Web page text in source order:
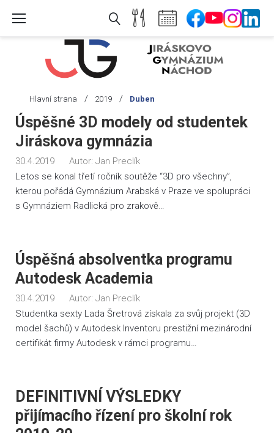
Hlavní strana / 2019 / Duben
Měsíc:
Duben
2019
Úspěšné 3D modely od studentek
Jiráskova gymnázia
30.4.2019 Autor: Jan Preclík
Letos se konal třetí ročník soutěže “3D pro všechny”,
kterou pořádá Gymnázium Arabská v Praze ve spolupráci
s Gymnáziem Radlická pro zrakově…
Úspěšná absolventka programu
Autodesk Academia
30.4.2019 Autor: Jan Preclík
Studentka sexty Lada Šretrová získala za svůj projekt (3D
model šachů) v Autodesk Inventoru prestižní mezinárodní
certifikát firmy Autodesk v rámci programu…
DEFINITIVNÍ VÝSLEDKY
přijímacího řízení pro školní rok